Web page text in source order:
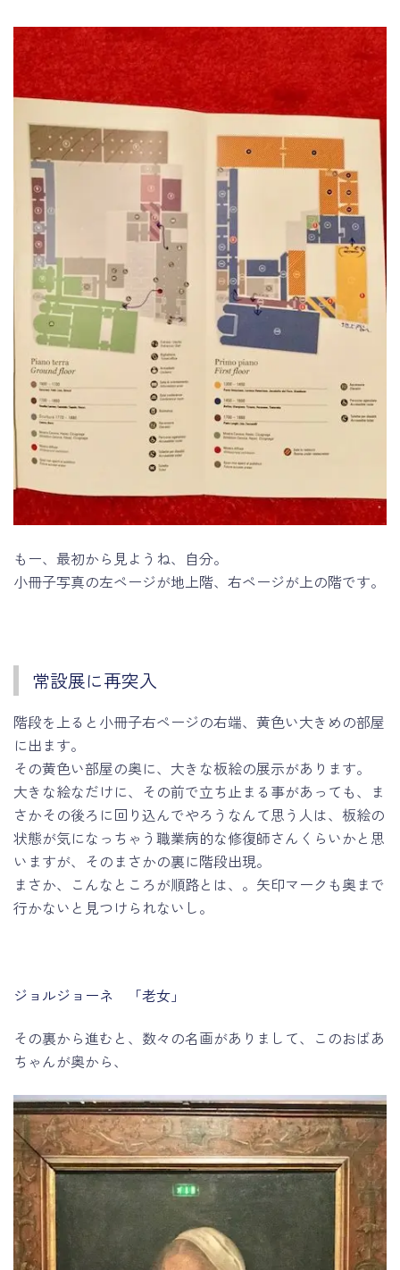
もー、最初から見ようね、自分。
小冊子写真の左ページが地上階、右ページが上の階です。
常設展に再突入
階段を上ると小冊子右ページの右端、黄色い大きめの部屋
に出ます。
その黄色い部屋の奥に、大きな板絵の展示があります。
大きな絵なだけに、その前で立ち止まる事があっても、ま
さかその後ろに回り込んでやろうなんて思う人は、板絵の
状態が気になっちゃう職業病的な修復師さんくらいかと思
いますが、そのまさかの裏に階段出現。
まさか、こんなところが順路とは、。矢印マークも奥まで
行かないと見つけられないし。
ジョルジョーネ 「老女」
その裏から進むと、数々の名画がありまして、このおばあ
ちゃんが奥から、